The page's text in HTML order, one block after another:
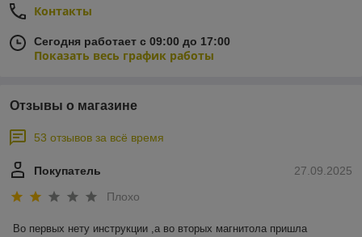
Контакты
Сегодня работает с 09:00 до 17:00
Показать весь график работы
Отзывы о магазине
53 отзывов за всё время
27.09.2025
Покупатель
Плохо
Во первых нету инструкции ,а во вторых магнитола пришла